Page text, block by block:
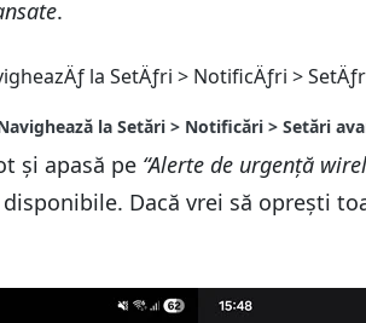
.
și apasă pe “Alerte de urgență
Dacă vrei să oprești